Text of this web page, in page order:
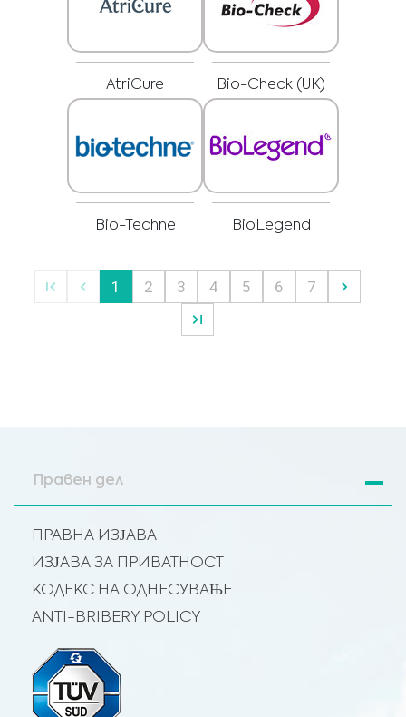
AtriCure Bio-Check (UK)
Bio-Techne BioLegend
1 2 3 4 5 6 7
Правен дел
ПРАВНА ИЗЈАВА
ИЗЈАВА ЗА ПРИВАТНОСТ
КОДЕКС НА ОДНЕСУВАЊЕ
ANTI-BRIBERY POLICY